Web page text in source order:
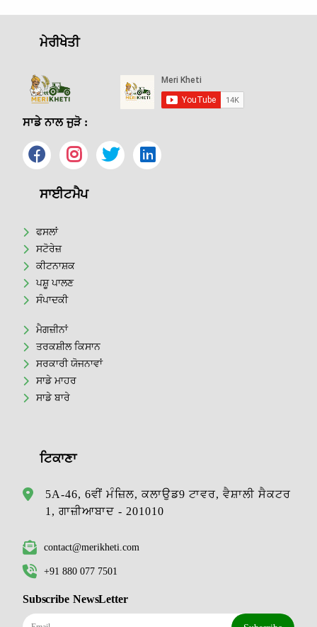
ਮੇਰੀਖੇਤੀ
ਸਾਡੇ ਨਾਲ ਜੁੜੋ :
ਸਾਈਟਮੈਪ
ਫਸਲਾਂ
ਸਟੋਰੇਜ਼
ਕੀਟਨਾਸ਼ਕ
ਪਸ਼ੂ ਪਾਲਣ
ਸੰਪਾਦਕੀ
ਮੈਗਜ਼ੀਨਾਂ
ਤਰਕਸ਼ੀਲ ਕਿਸਾਨ
ਸਰਕਾਰੀ ਯੋਜਨਾਵਾਂ
ਸਾਡੇ ਮਾਹਰ
ਸਾਡੇ ਬਾਰੇ
ਟਿਕਾਣਾ
5A-46, 6ਵੀਂ ਮੰਜ਼ਿਲ, ਕਲਾਉਡ9 ਟਾਵਰ, ਵੈਸ਼ਾਲੀ ਸੈਕਟਰ
1, ਗਾਜ਼ੀਆਬਾਦ - 201010
contact@merikheti.com
+91 880 077 7501
Subscribe NewsLetter